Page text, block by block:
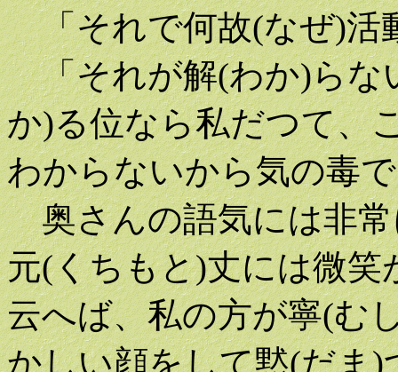
「それで何故(なぜ)活
「それが解(わか)らな
か)る位なら私だつて、
わからないから気の毒
奥さんの語気には非常
元(くちもと)丈には微
云へば、私の方が寧(む
かしい顔をして黙(だま